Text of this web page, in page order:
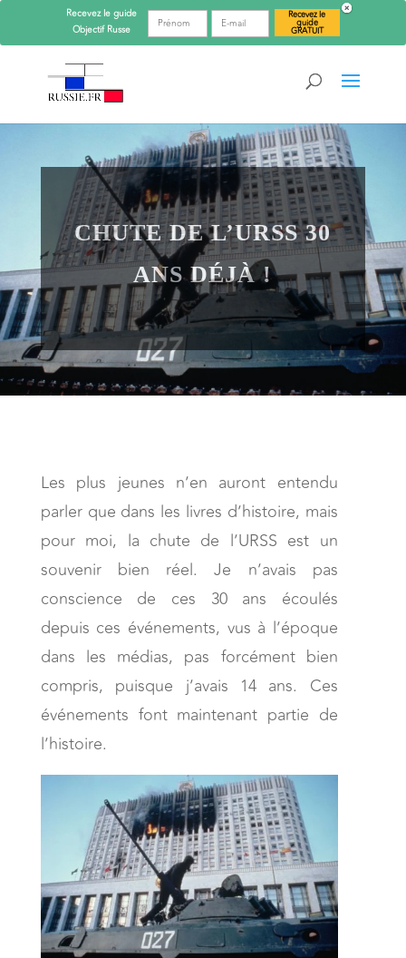
CHUTE DE L’URSS 30
ANS DÉJÀ !
Les plus jeunes n’en auront entendu
parler que dans les livres d’histoire, mais
pour moi, la chute de l’URSS est un
souvenir bien réel. Je n’avais pas
conscience de ces 30 ans écoulés
depuis ces événements, vus à l’époque
dans les médias, pas forcément bien
compris, puisque j’avais 14 ans. Ces
événements font maintenant partie de
l’histoire.
Recevez le guide
ObjectifRusse
Recevez le
guide
GRATUIT